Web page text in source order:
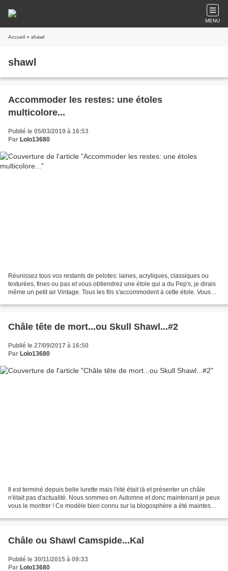
MENU
Accueil » shawl
shawl
Accommoder les restes: une étoles
multicolore...
Publié le 05/03/2019 à 16:53
Par Lolo13680
Réunissez tous vos restants de pelotes: laines, acryliques, classiques ou
texturées, fines ou pas et vous obtiendrez une étole qui a du Pep's, je dirais
même un petit air Vintage. Tous les fils s'accommodent à cette étole. Vous
Châle tête de mort...ou Skull Shawl...#2
Publié le 27/09/2017 à 16:50
Par Lolo13680
Il est terminé depuis belle lurette mais l'été était là et présenter un châle
n'était pas d'actualité. Nous sommes en Automne et donc maintenant je peux
vous le montrer ! Ce modèle bien connu sur la blogosphère a été maintes
Châle ou Shawl Camspide...Kal
Publié le 30/11/2015 à 09:33
Par Lolo13680